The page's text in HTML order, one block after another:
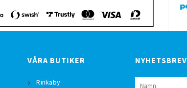
VÅRA BUTIKER
Rinkaby
NYHETSBREV